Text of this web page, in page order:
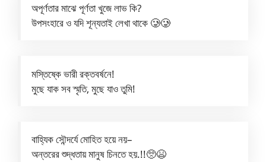
অপূর্ণতার মাঝে পূর্ণতা খুজে লাভ কি?
উপসংহারে ও যদি শূন্যতাই লেখা থাকে 🥲🥲
মস্তিষ্কে ভারী রক্তবর্ষনে!
মুছে যাক সব স্মৃতি, মুছে যাও তুমি!
বাহ্যিক সৌন্দর্যে মোহিত হয়ে নয়–
অন্তরের শুদ্ধতায় মানুষ চিনতে হয়.!!🥺😫